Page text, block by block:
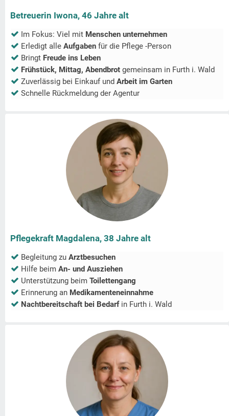
Betreuerin Iwona, 46 Jahre alt
Im Fokus: Viel mit Menschen unternehmen
Erledigt alle Aufgaben für die Pflege -Person
Bringt Freude ins Leben
Frühstück, Mittag, Abendbrot gemeinsam in Furth i. Wald
Zuverlässig bei Einkauf und Arbeit im Garten
Schnelle Rückmeldung der Agentur
Pflegekraft Magdalena, 38 Jahre alt
Begleitung zu Arztbesuchen
Hilfe beim An- und Ausziehen
Unterstützung beim Toilettengang
Erinnerung an Medikamenteneinnahme
Nachtbereitschaft bei Bedarfin Furth i. Wald